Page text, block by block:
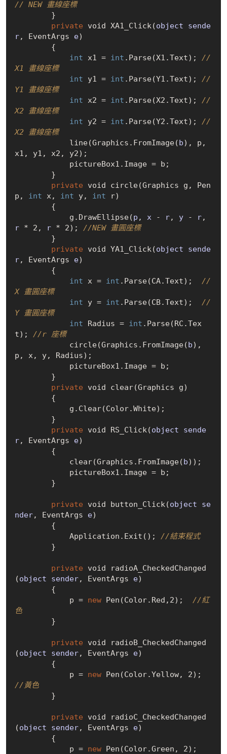
// NEW 畫線座標
private void XA1_Click(object
sende
r, EventArgs e)
int x1 = int . Parse(X1.Text) ; //
X1 畫線座標
int y1 = int . Parse(Y1.Text) ; //
Y1 畫線座標
int x2 = int . Parse(X2.Text) ; //
X2 畫線座標
int y2 = int . Parse(Y2.Text) ; //
X2 畫線座標
            line(Graphics.
FromImage(b) , p,
x1, y1, x2, y2);
private void circle(Graphics g, Pen
p,
int x, int y, int r)
            g.
DrawEllipse(p , x - r, y - r
r * 2, r * 2) ; //NEW 畫圓座標
private void YA1_Click(object
sende
r, EventArgs e)
int x = int . Parse(CA.Text) ; //
X 畫圓座標
int y = int . Parse(CB.Text) ; //
Y 畫圓座標
int Radius = int . Parse(RC.Tex
t) ; //r 座標
            circle(Graphics.
FromImage(b) ,
p, x, y, Radius);
private void clear(Graphics g)
            g.
Clear(Color.White) ;
private void RS_Click(object
sende
r, EventArgs e)
            clear(Graphics.
FromImage(b) );
private void button _Click(object
se
nder, EventArgs e)
            Application.
Exit() ; //結束程式
private void radioA_CheckedChanged
(object sender, EventArgs e)
            p =
new Pen(Color.Red,2) ; //紅
色
private void radioB_CheckedChanged
(object sender, EventArgs e)
            p =
new Pen(Color.Yellow, 2)
//黃色
private void radioC_CheckedChanged
(object sender, EventArgs e)
            p =
new Pen(Color.Green, 2)